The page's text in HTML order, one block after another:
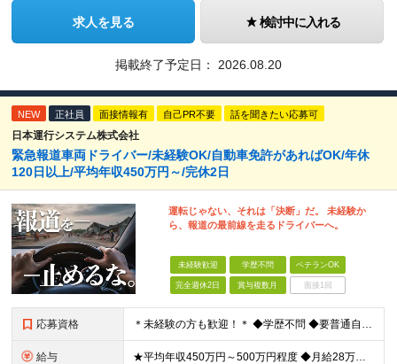
求人を見る 検討中に入れる
掲載終了予定日： 2026.08.20
NEW 正社員 面接情報有 自己PR不要 話を聞きたい応募可
日本運行システム株式会社
緊急報道車両ドライバー/未経験OK/自動車免許があればOK/年休
120日以上/平均年収450万円～/完休2日
運転じゃない、それは「決断」だ。 未経験か
ら、報道の最前線を走るドライバーへ。
未経験歓迎 学歴不問 ベテランOK
完全週休2日 賞与複数月 面接1回
応募資格 ＊未経験の方も歓迎！＊ ◆学歴不問 ◆要普通自動車第一種運転免許 ◆守秘義務を守れる方 ※以下の経験が活かせます ・ホスピタリティ・マナーを大事に人と接する仕事の経験 ・整備士やディーラーなど、車
給与 ★平均年収450万円～500万円程度 ◆月給28万円～＋賞与2回＋交通費全額支給＋役職手当 ※試用期間2カ月あり（期間中の雇用形態、待遇に差異はありません） ※月給には月20時間分のみなし残業代3万